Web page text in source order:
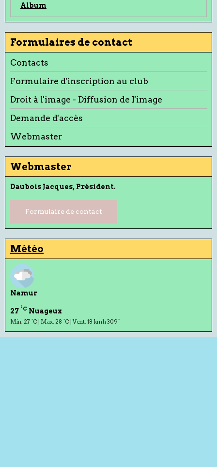
Album
Formulaires de contact
Contacts
Formulaire d'inscription au club
Droit à l'image - Diffusion de l'image
Demande d'accès
Webmaster
Webmaster
Daubois Jacques, Président.
Formulaire de contact
Météo
Namur
27 °C Nuageux
Min: 27 °C | Max: 28 °C | Vent: 18 kmh 309°